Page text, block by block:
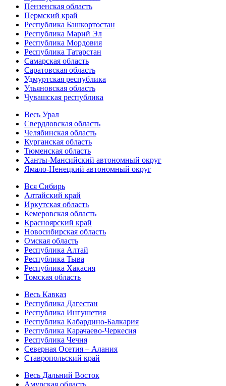
Пензенская область
Пермский край
Республика Башкортостан
Республика Марий Эл
Республика Мордовия
Республика Татарстан
Самарская область
Саратовская область
Удмуртская республика
Ульяновская область
Чувашская республика
Весь Урал
Свердловская область
Челябинская область
Курганская область
Тюменская область
Ханты-Мансийский автономный округ
Ямало-Ненецкий автономный округ
Вся Сибирь
Алтайский край
Иркутская область
Кемеровская область
Красноярский край
Новосибирская область
Омская область
Республика Алтай
Республика Тыва
Республика Хакасия
Томская область
Весь Кавказ
Республика Дагестан
Республика Ингушетия
Республика Кабардино-Балкария
Республика Карачаево-Черкесия
Республика Чечня
Северная Осетия – Алания
Ставропольский край
Весь Дальний Восток
Амурская область